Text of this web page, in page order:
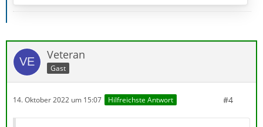
Veteran
Gast
14. Oktober 2022 um 15:07 Hilfreichste Antwort #4